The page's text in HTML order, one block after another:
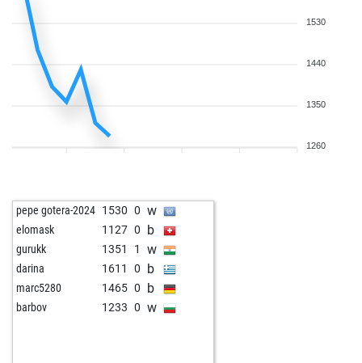
1530
1440
1350
1260
pepe gotera-2024 1530 0 w
elomask 1127 0 b
gurukk 1351 1 w
darina 1611 0 b
marc5280 1465 0 b
barbov 1233 0 w